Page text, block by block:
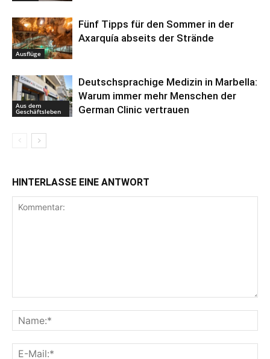
Ausflüge
Fünf Tipps für den Sommer in der
Axarquía abseits der Strände
Aus dem
Geschäftsleben
Deutschsprachige Medizin in Marbella:
Warum immer mehr Menschen der
German Clinic vertrauen
HINTERLASSE EINE ANTWORT